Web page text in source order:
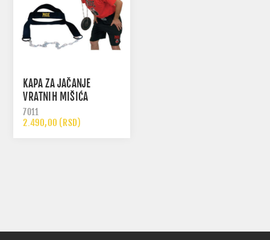
KAPA ZA JAČANJE
VRATNIH MIŠIĆA
7011
2.490,00 (RSD)